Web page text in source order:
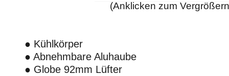
(Anklicken zum
● Kühlkörper
● Abnehmbare Aluhaube
● Globe 92mm Lüfter